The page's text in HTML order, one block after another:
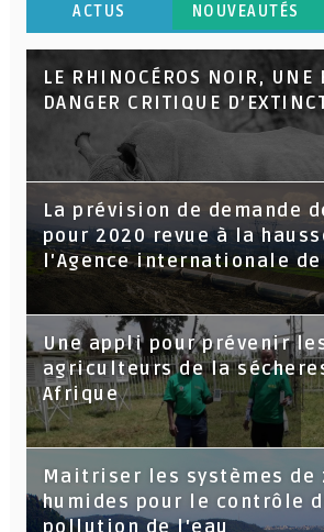
ACTUS NOUVEAUTÉS
LE RHINOCÉROS NOIR, UNE
DANGER CRITIQUE
La prévision de demande
pour 2020 revue à la
l'Agence internationale
Une appli pour prévenir
agriculteurs de la
Afrique
Maitriser les systèmes de
humides pour le contrôle
pollution de l'eau